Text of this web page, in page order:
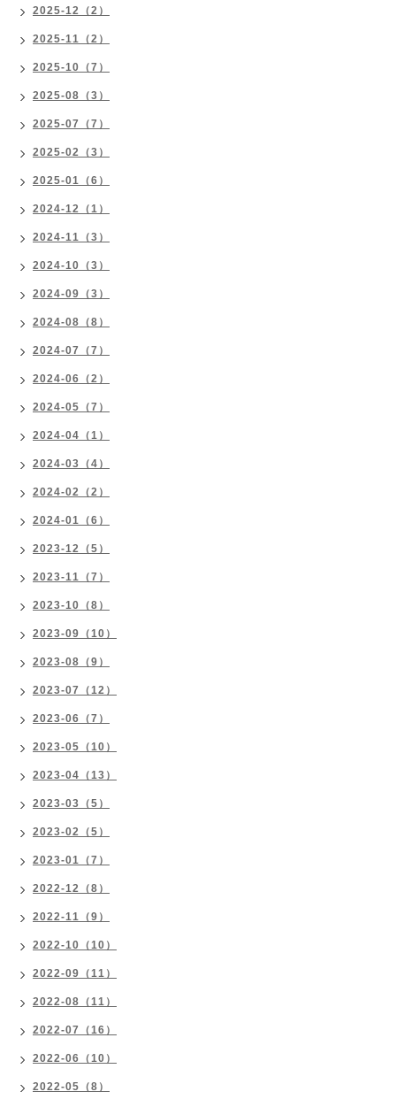
2025-12（2）
2025-11（2）
2025-10（7）
2025-08（3）
2025-07（7）
2025-02（3）
2025-01（6）
2024-12（1）
2024-11（3）
2024-10（3）
2024-09（3）
2024-08（8）
2024-07（7）
2024-06（2）
2024-05（7）
2024-04（1）
2024-03（4）
2024-02（2）
2024-01（6）
2023-12（5）
2023-11（7）
2023-10（8）
2023-09（10）
2023-08（9）
2023-07（12）
2023-06（7）
2023-05（10）
2023-04（13）
2023-03（5）
2023-02（5）
2023-01（7）
2022-12（8）
2022-11（9）
2022-10（10）
2022-09（11）
2022-08（11）
2022-07（16）
2022-06（10）
2022-05（8）